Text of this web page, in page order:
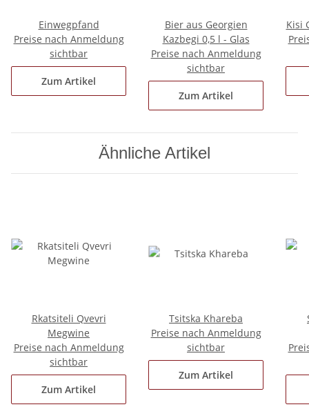
Einwegpfand
Preise nach Anmeldung
sichtbar
Zum Artikel
Bier aus Georgien
Kazbegi 0,5 l - Glas
Preise nach Anmeldung
sichtbar
Zum Artikel
Kisi
Ähnliche Artikel
Rkatsiteli Qvevri
Megwine
Preise nach Anmeldung
sichtbar
Zum Artikel
Tsitska Khareba
Preise nach Anmeldung
sichtbar
Zum Artikel